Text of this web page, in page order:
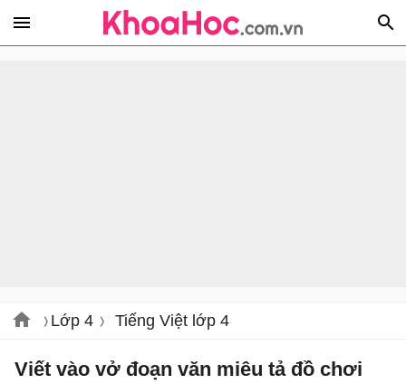
Lớp 4 Tiếng Việt lớp 4
Viết vào vở đoạn văn miêu tả đồ chơi